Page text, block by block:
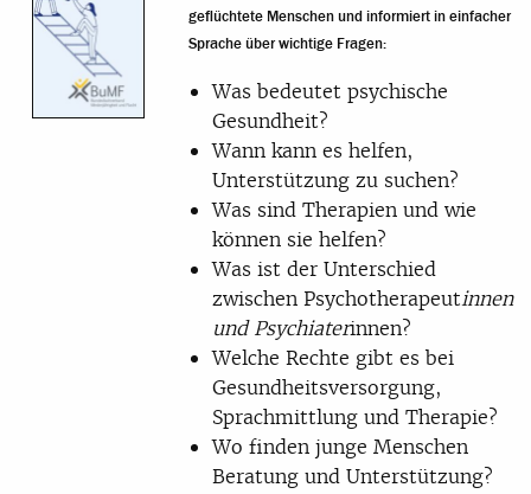
geflüchtete Menschen und informiert in einfacher
Sprache über wichtige Fragen:
Was bedeutet psychische
Gesundheit?
Wann kann es helfen,
Unterstützung zu suchen?
Was sind Therapien und wie
können sie helfen?
Was ist der Unterschied
zwischen Psychotherapeutinnen
und Psychiaterinnen?
Welche Rechte gibt es bei
Gesundheitsversorgung,
Sprachmittlung und Therapie?
Wo finden junge Menschen
Beratung und Unterstützung?